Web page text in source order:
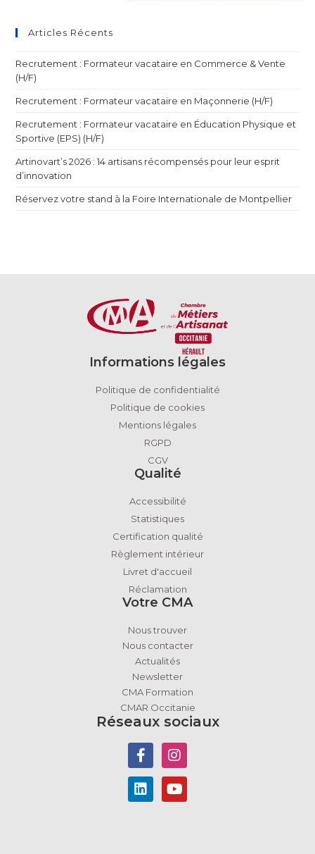
Articles Récents
Recrutement : Formateur vacataire en Commerce & Vente
(H/F)
Recrutement : Formateur vacataire en Maçonnerie (H/F)
Recrutement : Formateur vacataire en Éducation Physique et
Sportive (EPS) (H/F)
Artinovart’s 2026 : 14 artisans récompensés pour leur esprit
d’innovation
Réservez votre stand à la Foire Internationale de Montpellier
Informations légales
Politique de confidentialité
Politique de cookies
Mentions légales
RGPD
CGV
Qualité
Accessibilité
Statistiques
Certification qualité
Règlement intérieur
Livret d'accueil
Réclamation
Votre CMA
Nous trouver
Nous contacter
Actualités
Newsletter
CMA Formation
CMAR Occitanie
Réseaux sociaux